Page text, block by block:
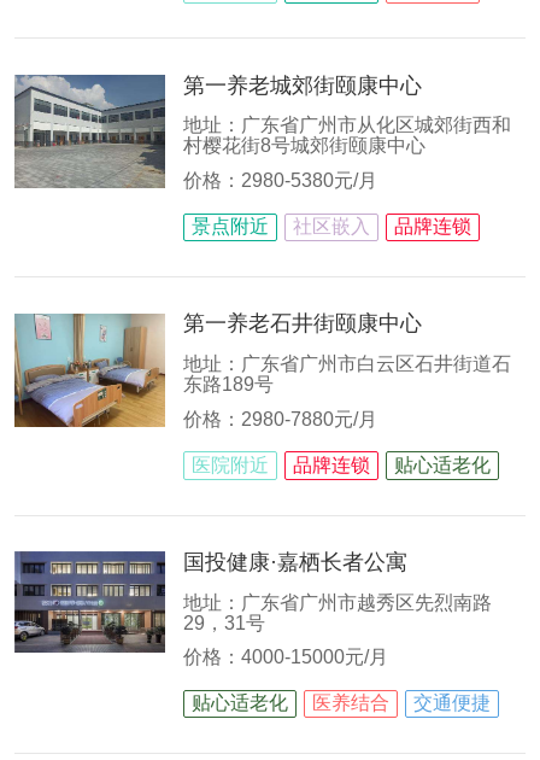
第一养老城郊街颐康中心
地址：广东省广州市从化区城郊街西和
村樱花街8号城郊街颐康中心
价格：2980-5380元/月
景点附近 社区嵌入 品牌连锁
第一养老石井街颐康中心
地址：广东省广州市白云区石井街道石
东路189号
价格：2980-7880元/月
医院附近 品牌连锁 贴心适老化
国投健康·嘉栖长者公寓
地址：广东省广州市越秀区先烈南路
29，31号
价格：4000-15000元/月
贴心适老化 医养结合 交通便捷